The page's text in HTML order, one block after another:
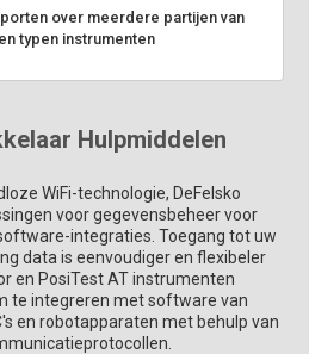
over meerdere partijen van
typen instrumenten
Hulpmiddelen
WiFi-technologie, DeFelsko
voor gegevensbeheer voor
integraties. Toegang tot uw
data is eenvoudiger en flexibeler
en PosiTest AT instrumenten
te integreren met software van
en robotapparaten met behulp van